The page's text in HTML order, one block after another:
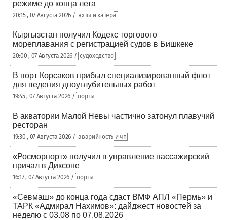
режиме до конца лета
20:15 , 07 Августа 2026 / яхты и катера
Кыргызстан получил Кодекс торгового
мореплавания с регистрацией судов в Бишкеке
20:00 , 07 Августа 2026 / судоходство
В порт Корсаков прибыл специализированный флот
для ведения дноуглубительных работ
19:45 , 07 Августа 2026 / порты
В акватории Малой Невы частично затонул плавучий
ресторан
19:30 , 07 Августа 2026 / аварийность и чп
«Росморпорт» получил в управление пассажирский
причал в Диксоне
16:17 , 07 Августа 2026 / порты
«Севмаш» до конца года сдаст ВМФ АПЛ «Пермь» и
ТАРК «Адмирал Нахимов»: дайджест новостей за
неделю с 03.08 по 07.08.2026